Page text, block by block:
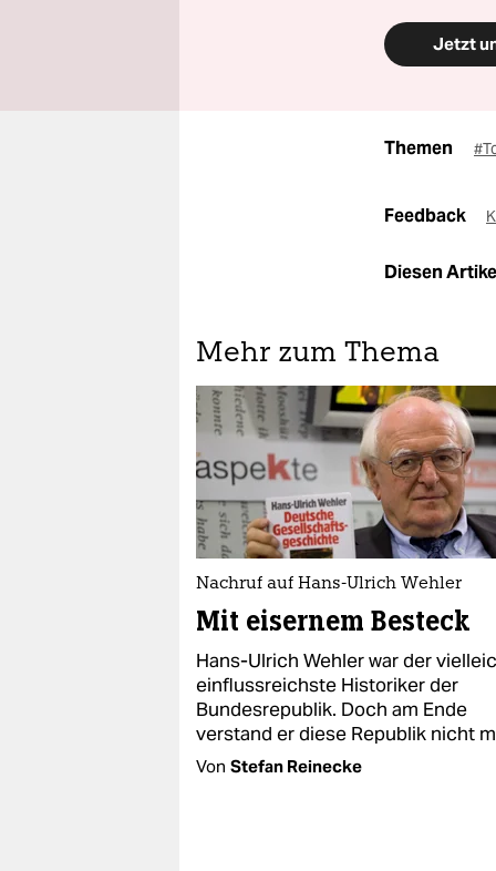
Jetzt
Themen
Feedback
Diesen
Mehr zum Thema
Nachruf auf Hans-Ulrich Wehler
Mit eisernem Besteck
Hans-Ulrich Wehler war der
einflussreichste Historiker der
Bundesrepublik. Doch am Ende
verstand er diese Republik nicht
Von Stefan Reinecke